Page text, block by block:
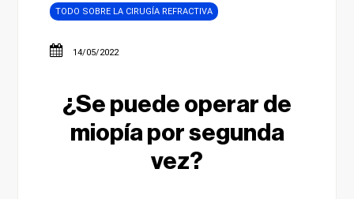
TODO SOBRE LA CIRUGÍA REFRACTIVA
14/05/2022
¿Se puede operar de
miopía por segunda
vez?